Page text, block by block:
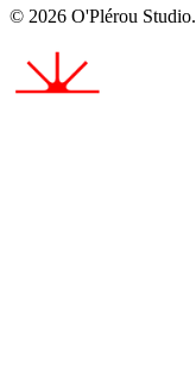
© 2026 O'Plérou Studio.